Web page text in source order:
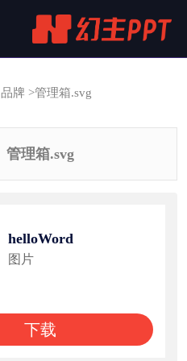
品牌 >管理箱.svg
管理箱.svg
helloWord
图片
下载